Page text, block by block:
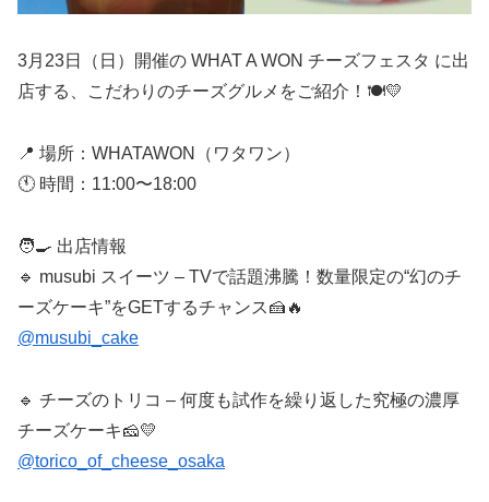
3月23日（日）開催の WHAT A WON チーズフェスタ に出
店する、こだわりのチーズグルメをご紹介！🍽️💛
📍 場所：WHATAWON（ワタワン）
🕚 時間：11:00〜18:00
🧑‍🍳 出店情報
🔹 musubi スイーツ – TVで話題沸騰！数量限定の“幻のチ
ーズケーキ”をGETするチャンス🍰🔥
@musubi_cake
🔹 チーズのトリコ – 何度も試作を繰り返した究極の濃厚
チーズケーキ🧀💛
@torico_of_cheese_osaka